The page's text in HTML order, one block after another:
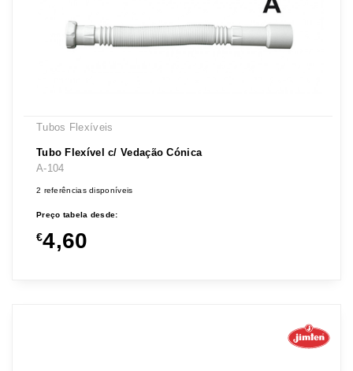
Tubos Flexíveis
Tubo Flexível c/ Vedação Cónica
A-104
2 referências disponíveis
Preço tabela desde:
€4,60